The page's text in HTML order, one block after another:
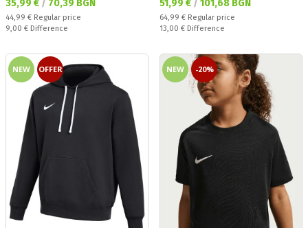
35,99 € / 70,39 BGN
Regular price:
44,99 € Regular price
Спестявате:
9,00 € Difference
51,99 € / 101,68 BGN
Regular price:
64,99 € Regular price
Спестявате:
13,00 € Difference
NEW OFFER NEW -20%